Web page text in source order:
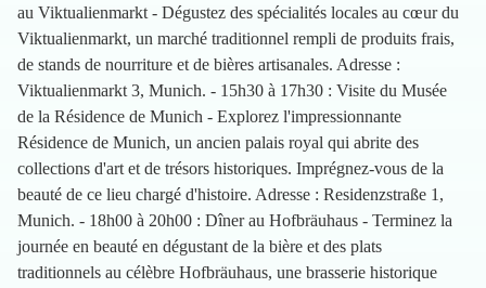
au Viktualienmarkt - Dégustez des spécialités locales au cœur du
Viktualienmarkt, un marché traditionnel rempli de produits frais,
de stands de nourriture et de bières artisanales. Adresse :
Viktualienmarkt 3, Munich. - 15h30 à 17h30 : Visite du Musée
de la Résidence de Munich - Explorez l'impressionnante
Résidence de Munich, un ancien palais royal qui abrite des
collections d'art et de trésors historiques. Imprégnez-vous de la
beauté de ce lieu chargé d'histoire. Adresse : Residenzstraße 1,
Munich. - 18h00 à 20h00 : Dîner au Hofbräuhaus - Terminez la
journée en beauté en dégustant de la bière et des plats
traditionnels au célèbre Hofbräuhaus, une brasserie historique